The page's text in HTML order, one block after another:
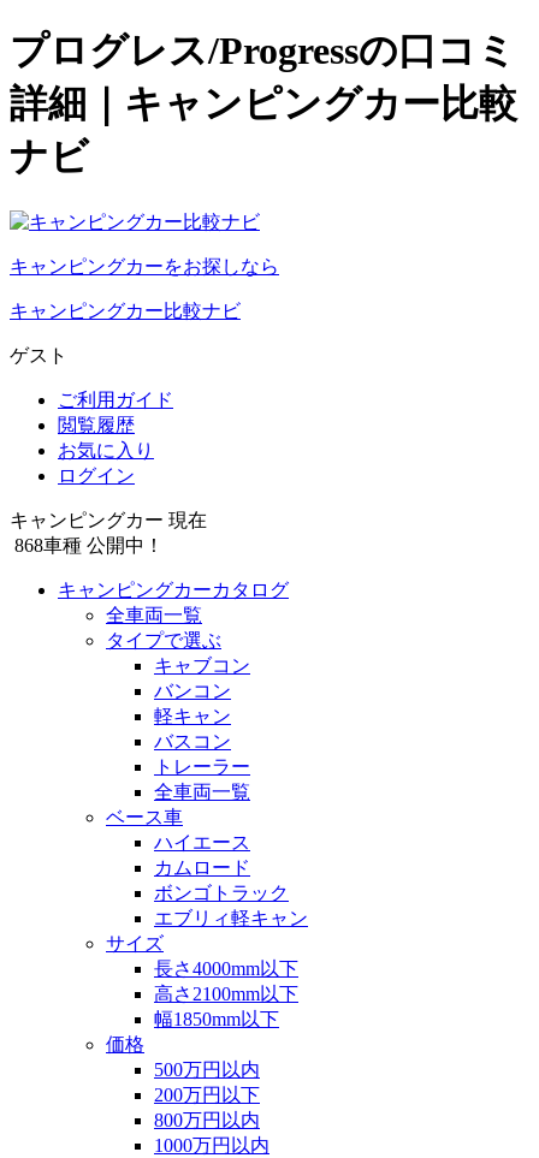
プログレス/Progressの口コミ
詳細｜キャンピングカー比較
ナビ
キャンピングカーをお探しなら
キャンピングカー比較ナビ
ゲスト
ご利用ガイド
閲覧履歴
お気に入り
ログイン
キャンピングカー 現在
868車種 公開中！
キャンピングカーカタログ
全車両一覧
タイプで選ぶ
キャブコン
バンコン
軽キャン
バスコン
トレーラー
全車両一覧
ベース車
ハイエース
カムロード
ボンゴトラック
エブリィ軽キャン
サイズ
長さ4000mm以下
高さ2100mm以下
幅1850mm以下
価格
500万円以内
200万円以下
800万円以内
1000万円以内